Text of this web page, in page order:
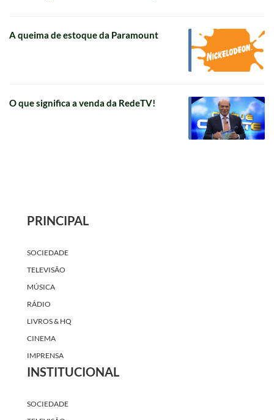
A queima de estoque da Paramount
O que significa a venda da RedeTV!
PRINCIPAL
SOCIEDADE
TELEVISÃO
MÚSICA
RÁDIO
LIVROS & HQ
CINEMA
IMPRENSA
INSTITUCIONAL
SOCIEDADE